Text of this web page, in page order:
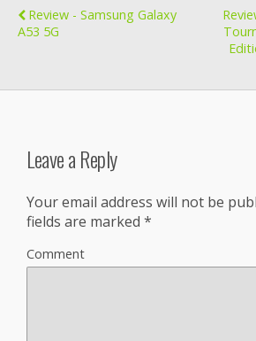
Review - Samsung Galaxy
A53 5G
Leave a Reply
Your email address will not be
fields are marked *
Comment